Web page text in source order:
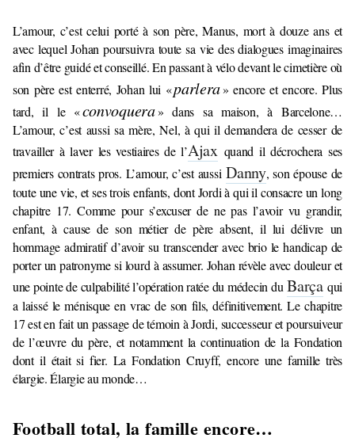
L’amour, c’est celui porté à son père, Manus, mort à douze ans et
avec lequel Johan poursuivra toute sa vie des dialogues imaginaires
afin d’être guidé et conseillé. En passant à vélo devant le cimetière où
son père est enterré, Johan lui «parlera» encore et encore. Plus
tard, il le «convoquera» dans sa maison, à Barcelone…
L’amour, c’est aussi sa mère, Nel, à qui il demandera de cesser de
travailler à laver les vestiaires de l’Ajax quand il décrochera ses
premiers contrats pros. L’amour, c’est aussiDanny, son épouse de
toute une vie, et ses trois enfants, dont Jordi à qui il consacre un long
chapitre 17. Comme pour s’excuser de ne pas l’avoir vu grandir,
enfant, à cause de son métier de père absent, il lui délivre un
hommage admiratif d’avoir su transcender avec brio le handicap de
porter un patronyme si lourd à assumer. Johan révèle avec douleur et
une pointe de culpabilité l’opération ratée du médecin duBarçaqui
a laissé le ménisque en vrac de son fils, définitivement. Le chapitre
17 est en fait un passage de témoin à Jordi, successeur et poursuiveur
de l’œuvre du père, et notamment la continuation de la Fondation
dont il était si fier. La Fondation Cruyff, encore une famille très
élargie. Élargie au monde…
Football total, la famille encore…